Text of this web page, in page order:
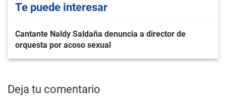
Te puede interesar
Cantante Naldy Saldaña denuncia a director de
orquesta por acoso sexual
Deja tu comentario